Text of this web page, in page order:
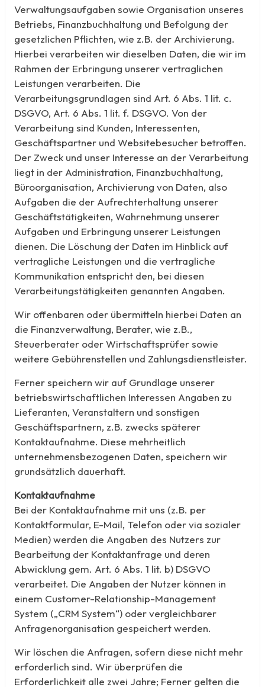
Verwaltungsaufgaben sowie Organisation unseres
Betriebs, Finanzbuchhaltung und Befolgung der
gesetzlichen Pflichten, wie z.B. der Archivierung.
Hierbei verarbeiten wir dieselben Daten, die wir im
Rahmen der Erbringung unserer vertraglichen
Leistungen verarbeiten. Die
Verarbeitungsgrundlagen sind Art. 6 Abs. 1 lit. c.
DSGVO, Art. 6 Abs. 1 lit. f. DSGVO. Von der
Verarbeitung sind Kunden, Interessenten,
Geschäftspartner und Websitebesucher betroffen.
Der Zweck und unser Interesse an der Verarbeitung
liegt in der Administration, Finanzbuchhaltung,
Büroorganisation, Archivierung von Daten, also
Aufgaben die der Aufrechterhaltung unserer
Geschäftstätigkeiten, Wahrnehmung unserer
Aufgaben und Erbringung unserer Leistungen
dienen. Die Löschung der Daten im Hinblick auf
vertragliche Leistungen und die vertragliche
Kommunikation entspricht den, bei diesen
Verarbeitungstätigkeiten genannten Angaben.
Wir offenbaren oder übermitteln hierbei Daten an
die Finanzverwaltung, Berater, wie z.B.,
Steuerberater oder Wirtschaftsprüfer sowie
weitere Gebührenstellen und Zahlungsdienstleister.
Ferner speichern wir auf Grundlage unserer
betriebswirtschaftlichen Interessen Angaben zu
Lieferanten, Veranstaltern und sonstigen
Geschäftspartnern, z.B. zwecks späterer
Kontaktaufnahme. Diese mehrheitlich
unternehmensbezogenen Daten, speichern wir
grundsätzlich dauerhaft.
Kontaktaufnahme
Bei der Kontaktaufnahme mit uns (z.B. per
Kontaktformular, E-Mail, Telefon oder via sozialer
Medien) werden die Angaben des Nutzers zur
Bearbeitung der Kontaktanfrage und deren
Abwicklung gem. Art. 6 Abs. 1 lit. b) DSGVO
verarbeitet. Die Angaben der Nutzer können in
einem Customer-Relationship-Management
System („CRM System“) oder vergleichbarer
Anfragenorganisation gespeichert werden.
Wir löschen die Anfragen, sofern diese nicht mehr
erforderlich sind. Wir überprüfen die
Erforderlichkeit alle zwei Jahre; Ferner gelten die